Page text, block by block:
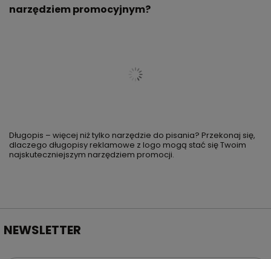
narzędziem promocyjnym?
Długopis – więcej niż tylko narzędzie do pisania? Przekonaj się,
dlaczego długopisy reklamowe z logo mogą stać się Twoim
najskuteczniejszym narzędziem promocji.
NEWSLETTER